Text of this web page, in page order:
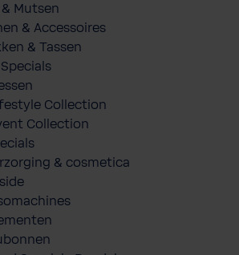
Mutsen
& Accessoires
& Tassen
Collection
Collection
& cosmetica